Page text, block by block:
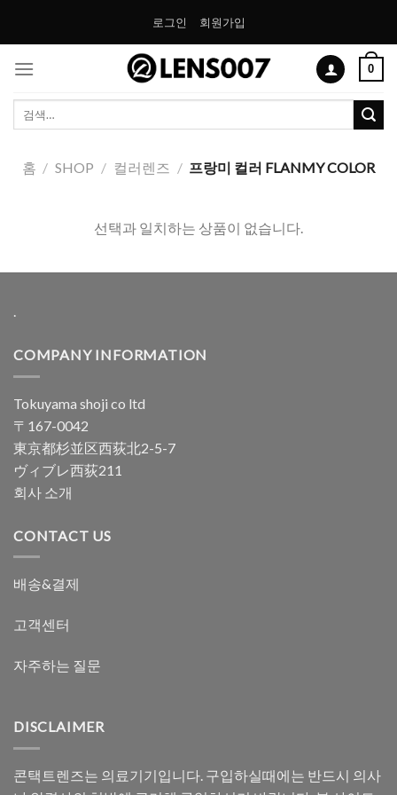
로그인 회원가입
0
색:
홈 / SHOP / 컬러렌즈 / 프랑미 컬러 FLANMY COLOR
선택과 일치하는 상품이 없습니다.
.
COMPANY INFORMATION
Tokuyama shoji co ltd
〒167-0042
東京都杉並区西荻北2-5-7
ヴィブレ西荻211
회사 소개
CONTACT US
배송&결제
고객센터
자주하는 질문
DISCLAIMER
콘택트렌즈는 의료기기입니다. 구입하실때에는 반드시 의사